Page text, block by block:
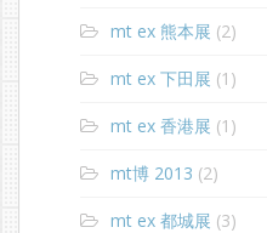
mt ex 熊本展 (2)
mt ex 下田展 (1)
mt ex 香港展 (1)
mt博 2013 (2)
mt ex 都城展 (3)